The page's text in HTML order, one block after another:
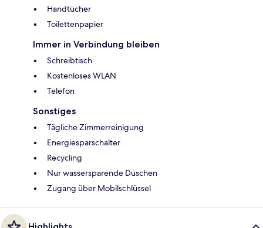
Handtücher
Toilettenpapier
Immer in Verbindung bleiben
Schreibtisch
Kostenloses WLAN
Telefon
Sonstiges
Tägliche Zimmerreinigung
Energiesparschalter
Recycling
Nur wassersparende Duschen
Zugang über Mobilschlüssel